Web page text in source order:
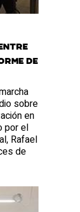
de
sobre
en
por el
Rafael
de